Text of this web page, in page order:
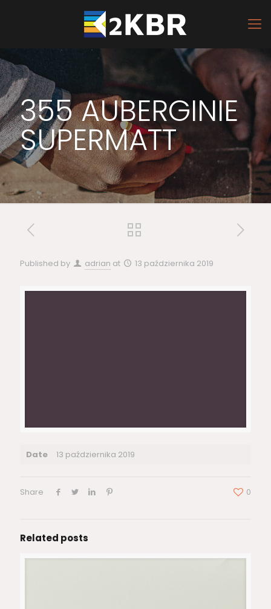
355 AUBERGINIE
SUPERMATT
Published by adrian at 13 października 2019
Date 13 października 2019
Share 0
Related posts